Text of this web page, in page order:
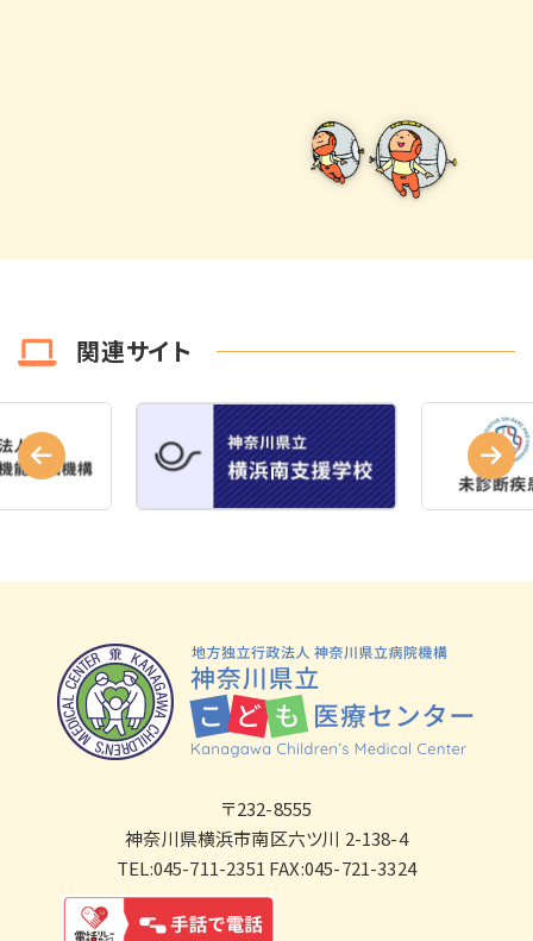
関連サイト
〒232-8555
神奈川県横浜市南区六ツ川 2-138-4
TEL:045-711-2351 FAX:045-721-3324